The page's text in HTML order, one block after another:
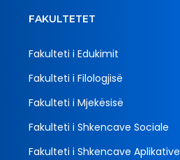
FAKULTETET
Fakulteti i Edukimit
Fakulteti i Filologjisë
Fakulteti i Mjekësisë
Fakulteti i Shkencave Sociale
Fakulteti i Shkencave Aplikative